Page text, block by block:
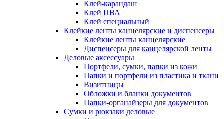
Клей-карандаш
Клей ПВА
Клей специальный
Клейкие ленты канцелярские и диспенсеры
Клейкие ленты канцелярские
Диспенсеры для канцелярской ленты
Деловые аксессуары
Портфели, сумки, папки из кожи
Папки и портфели из пластика и ткани
Визитницы
Обложки и бланки документов
Папки-органайзеры для документов
Сумки и рюкзаки деловые